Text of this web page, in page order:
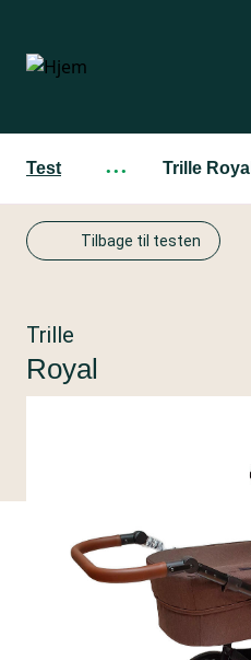
hovedindhold
Test ··· Trille Royal
Tilbage til testen
Trille
Royal